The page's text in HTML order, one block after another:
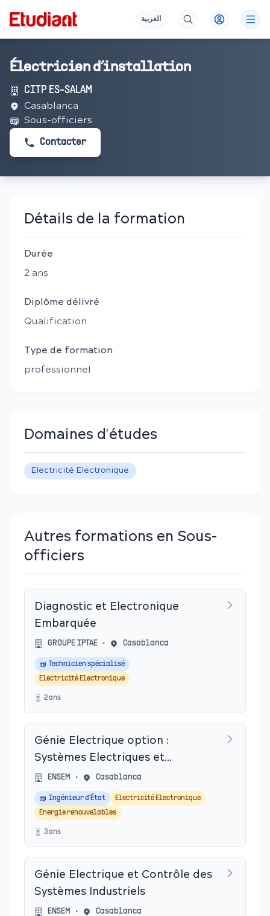
العربية
Électricien d’installation
CITP ES-SALAM
Casablanca
Sous-officiers
Contacter
Détails de la formation
Durée
2 ans
Diplôme délivré
Qualification
Type de formation
professionnel
Domaines d'études
Electricité Electronique
Autres formations en Sous-
officiers
Diagnostic et Electronique
Embarquée
GROUPE IPTAE • Casablanca
Technicien spécialisé
Electricité Electronique
2ans
Génie Electrique option :
Systèmes Electriques et
Energies Renouvelables
ENSEM • Casablanca
Ingénieur d'État
Electricité Electronique
Energie renouvelables
3ans
Génie Electrique et Contrôle des
Systèmes Industriels
ENSEM • Casablanca